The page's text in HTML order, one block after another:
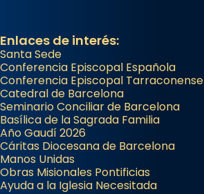
Enlaces de interés:
Santa Sede
Conferencia Episcopal Española
Conferencia Episcopal Tarraconense
Catedral de Barcelona
Seminario Conciliar de Barcelona
Basílica de la Sagrada Familia
Año Gaudí 2026
Cáritas Diocesana de Barcelona
Manos Unidas
Obras Misionales Pontificias
Ayuda a la Iglesia Necesitada